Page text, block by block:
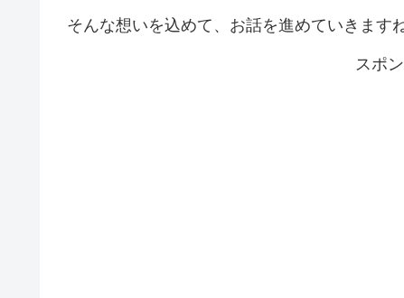
そんな想いを込めて、お話を進めていきますね
スポ